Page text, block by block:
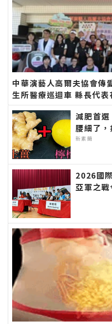
中華演藝人高爾夫協會傳
生所醫療巡迴車 縣長代
新聞網官方網站各類新聞
最新的在地資訊！減肥首選
腰細了
新素簡
2026國
亞軍之
新聞報